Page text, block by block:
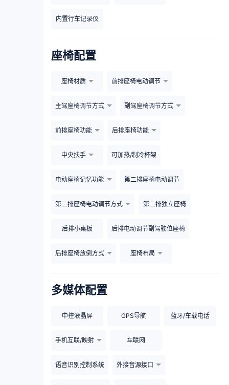
内置行车记录仪
座椅配置
座椅材质 前排座椅电动调节
主驾座椅调节方式 副驾座椅调节方式
前排座椅功能 后排座椅功能
中央扶手 可加热/制冷杯架
电动座椅记忆功能 第二排座椅电动调节
第二排座椅电动调节方式 第二排独立座椅
后排小桌板 后排电动调节副驾驶位座椅
后排座椅放倒方式 座椅布局
多媒体配置
中控液晶屏 GPS导航 蓝牙/车载电话
手机互联/映射 车联网
语音识别控制系统 外接音源接口